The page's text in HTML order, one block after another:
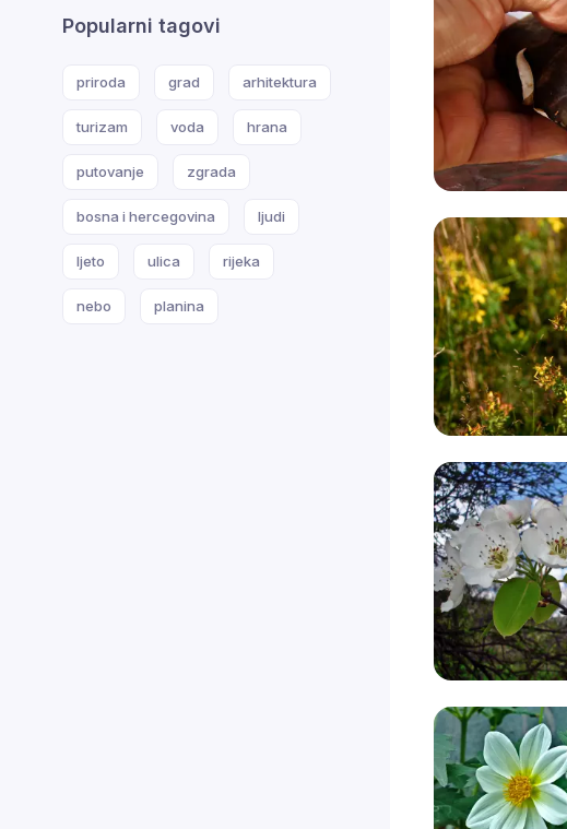
Popularni tagovi
priroda grad arhitektura
turizam voda hrana
putovanje zgrada
bosna i hercegovina ljudi
ljeto ulica rijeka
nebo planina